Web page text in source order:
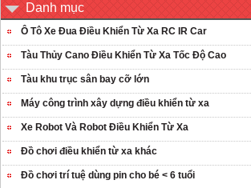
Danh mục
Ô Tô Xe Đua Điều Khiển Từ Xa RC IR Car
Tàu Thủy Cano Điều Khiển Từ Xa Tốc Độ Cao
Tàu khu trục sân bay cỡ lớn
Máy công trình xây dựng điều khiển từ xa
Xe Robot Và Robot Điều Khiển Từ Xa
Đồ chơi điều khiển từ xa khác
Đồ chơi trí tuệ dùng pin cho bé < 6 tuổi